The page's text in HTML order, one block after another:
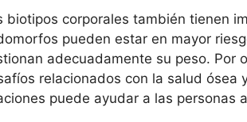
biotipos corporales también tienen
pueden estar en mayor
adecuadamente su peso. Por
relacionados con la salud ósea
puede ayudar a las personas